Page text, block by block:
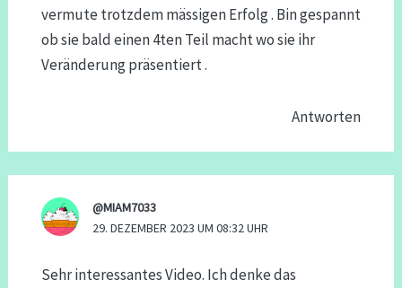
vermute trotzdem mässigen Erfolg . Bin gespannt
ob sie bald einen 4ten Teil macht wo sie ihr
Veränderung präsentiert .
Antworten
@MIAM7033
29. DEZEMBER 2023 UM 08:32 UHR
Sehr interessantes Video. Ich denke das